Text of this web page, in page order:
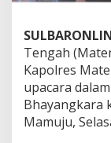
Tengah
Kapolres
upacara
Bhayangkara
Mamuju,